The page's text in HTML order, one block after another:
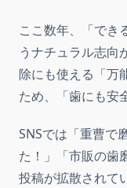
ここ数年、「でき
うナチュラル志向
除にも使える「万
ため、「歯にも安
SNSでは「重曹で
た！」「市販の歯
投稿が拡散されて